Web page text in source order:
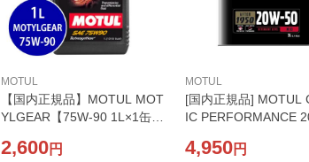
MOTUL
【国内正規品】MOTUL MOT
YLGEAR【75W-90 1L×1缶】
ュール API GL-5, API GL-4,
2,600円
MOTUL
[国内正規品] MOTUL
IC PERFORMANCE
ジンオイル モチュー
4,950円